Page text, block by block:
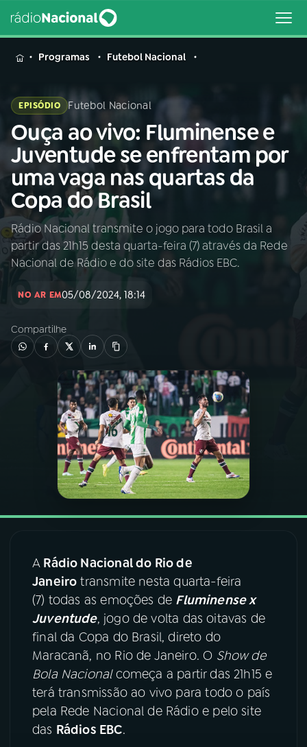
MENU
Buscar
na
Rádio
Nacional
Buscar
AO VIVO
01INÍCIO
02A RÁDIO
03PROGRAMAÇÃO
PROGRAMAS
PODCASTS
VIDEOCASTS
07ÚLTIMAS
08FESTIVAL DE MÚSICA
ACOMPANHE A RÁDIO NACIONAL
YouTube Facebook
Instagram X
TikTok
Programas Futebol Nacional
EPISÓDIO Futebol Nacional
Ouça ao vivo: Fluminense e
Juventude se enfrentam por
uma vaga nas quartas da
Copa do Brasil
Rádio Nacional transmite o jogo para todo Brasil a
partir das 21h15 desta quarta-feira (7) através da Rede
Nacional de Rádio e do site das Rádios EBC.
NO AR EM05/08/2024, 18:14
Compartilhe
A Rádio Nacional do Rio de
Janeiro transmite nesta quarta-feira
(7) todas as emoções de Fluminense x
Juventude, jogo de volta das oitavas de
final da Copa do Brasil, direto do
Maracanã, no Rio de Janeiro. O Show de
Bola Nacionalcomeça a partir das 21h15 e
terá transmissão ao vivo para todo o país
pela Rede Nacional de Rádio e pelo site
das Rádios EBC.